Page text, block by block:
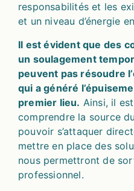
responsabilités et les
et un niveau d’énergie
Il est évident que des
un soulagement
peuvent pas résoudre
qui a généré
premier lieu. Ainsi, il
comprendre la source
pouvoir s’attaquer
mettre en place des
nous permettront de
professionnel.